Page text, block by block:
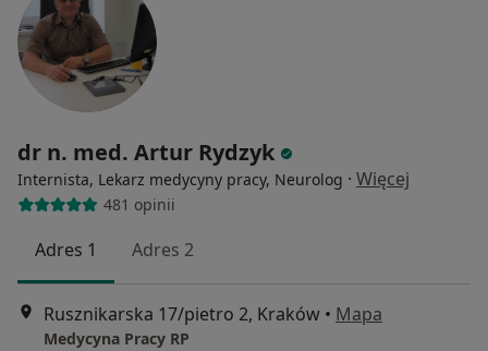
dr n. med. Artur Rydzyk
Internista, Lekarz medycyny pracy, Neurolog · Więcej
481 opinii
Adres 1 Adres 2
Rusznikarska 17/pietro 2, Kraków • Mapa
Medycyna Pracy RP